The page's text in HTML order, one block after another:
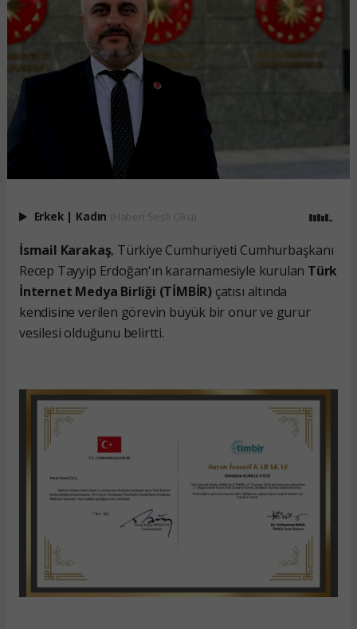
Erkek | Kadın (Haberi Sesli Oku)
İsmail Karakaş, Türkiye Cumhuriyeti Cumhurbaşkanı
Recep Tayyip Erdoğan'ın kararnamesiyle kurulan Türk
İnternet Medya Birliği (TİMBİR) çatısı altında
kendisine verilen görevin büyük bir onur ve gurur
vesilesi olduğunu belirtti.